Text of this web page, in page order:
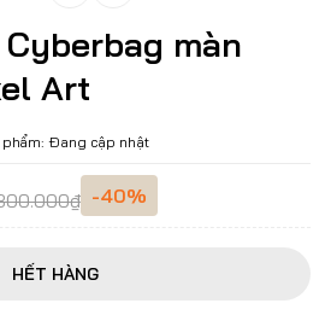
màn
Art
Đang cập nhật
-40%
HẾT HÀNG